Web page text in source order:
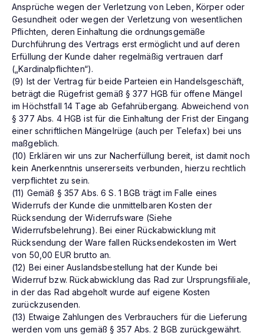
Ansprüche wegen der Verletzung von Leben, Körper oder
Gesundheit oder wegen der Verletzung von wesentlichen
Pflichten, deren Einhaltung die ordnungsgemäße
Durchführung des Vertrags erst ermöglicht und auf deren
Erfüllung der Kunde daher regelmäßig vertrauen darf
(„Kardinalpflichten“).
(9) Ist der Vertrag für beide Parteien ein Handelsgeschäft,
beträgt die Rügefrist gemäß § 377 HGB für offene Mängel
im Höchstfall 14 Tage ab Gefahrübergang. Abweichend von
§ 377 Abs. 4 HGB ist für die Einhaltung der Frist der Eingang
einer schriftlichen Mängelrüge (auch per Telefax) bei uns
maßgeblich.
(10) Erklären wir uns zur Nacherfüllung bereit, ist damit noch
kein Anerkenntnis unsererseits verbunden, hierzu rechtlich
verpflichtet zu sein.
(11) Gemäß § 357 Abs. 6 S. 1 BGB trägt im Falle eines
Widerrufs der Kunde die unmittelbaren Kosten der
Rücksendung der Widerrufsware (Siehe
Widerrufsbelehrung). Bei einer Rückabwicklung mit
Rücksendung der Ware fallen Rücksendekosten im Wert
von 50,00 EUR brutto an.
(12) Bei einer Auslandsbestellung hat der Kunde bei
Widerruf bzw. Rückabwicklung das Rad zur Ursprungsfiliale,
in der das Rad abgeholt wurde auf eigene Kosten
zurückzusenden.
(13) Etwaige Zahlungen des Verbrauchers für die Lieferung
werden vom uns gemäß § 357 Abs. 2 BGB zurückgewährt.